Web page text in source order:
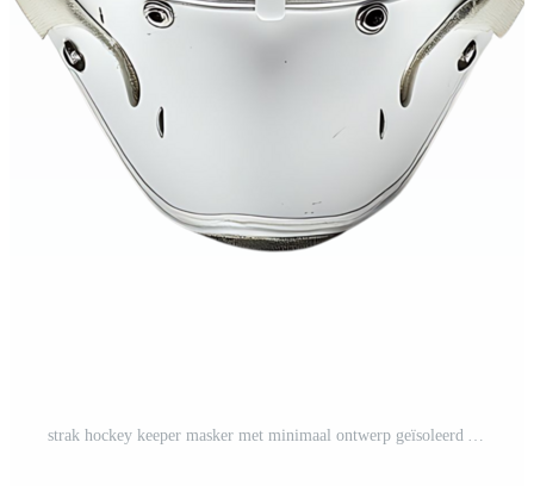
strak hockey keeper masker met minimaal ontwerp geïsoleerd Aan transparant achtergrond Gratis PNG